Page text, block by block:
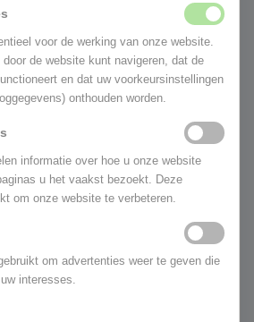
in het aanbod vermelde
worden de prijzen van de
producten en/of diensten niet
prijswijzigingen als
in btw-tarieven.
het vorige lid kan de
of diensten waarvan
zijn aan schommelingen
markt en waar de
invloed op heeft, met
aan schommelingen en het feit
vermelde prijzen richtprijzen
het aanbod vermeld.
voor de werking van onze website.
de website kunt navigeren, dat de
en dat uw voorkeursinstellingen
onthouden worden.
informatie over hoe u onze website
u het vaakst bezoekt. Deze
om onze website te verbeteren.
om advertenties weer te geven die
interesses.